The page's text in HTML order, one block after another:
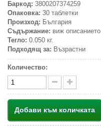
Баркод: 3800207374259
Опаковка: 30 таблетки
Произход: България
Съдържание: виж описанието
Тегло: 0.050 кг.
Подходящ за: Възрастни
Количество:
Добави към количката